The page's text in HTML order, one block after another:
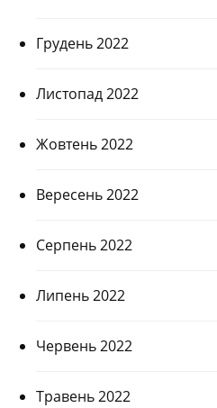
Грудень 2022
Листопад 2022
Жовтень 2022
Вересень 2022
Серпень 2022
Липень 2022
Червень 2022
Травень 2022